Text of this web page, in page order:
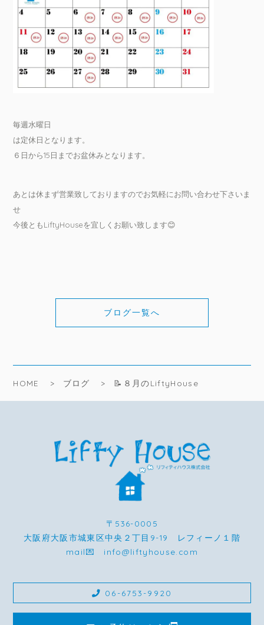
毎週水曜日
は定休日となります。
６日から15日までお盆休みとなります。
あとは休まず営業致しておりますのでお気軽にお問い合わせ下さいま
せ
今後ともLiftyHouseを宜しくお願い致します😊
ブログ一覧へ
HOME ブログ 📝８月のLiftyHouse
〒536-0005
大阪府大阪市城東区中央２丁目9-19 レフィーノ１階
mail💌 info@liftyhouse.com
06-6753-9920